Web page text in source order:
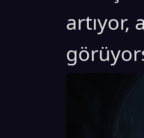
artıyor,